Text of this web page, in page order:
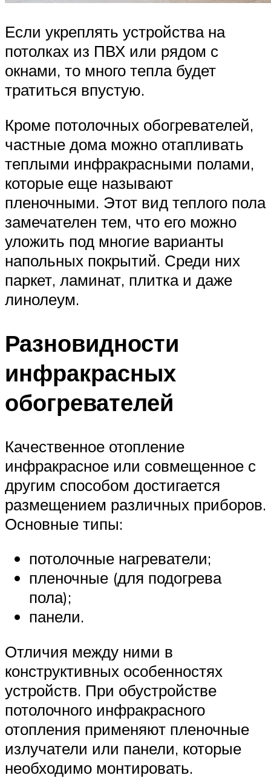
Если укреплять устройства на
потолках из ПВХ или рядом с
окнами, то много тепла будет
тратиться впустую.
Кроме потолочных обогревателей,
частные дома можно отапливать
теплыми инфракрасными полами,
которые еще называют
пленочными. Этот вид теплого пола
замечателен тем, что его можно
уложить под многие варианты
напольных покрытий. Среди них
паркет, ламинат, плитка и даже
линолеум.
Разновидности
инфракрасных
обогревателей
Качественное отопление
инфракрасное или совмещенное с
другим способом достигается
размещением различных приборов.
Основные типы:
потолочные нагреватели;
пленочные (для подогрева
пола);
панели.
Отличия между ними в
конструктивных особенностях
устройств. При обустройстве
потолочного инфракрасного
отопления применяют пленочные
излучатели или панели, которые
необходимо монтировать.